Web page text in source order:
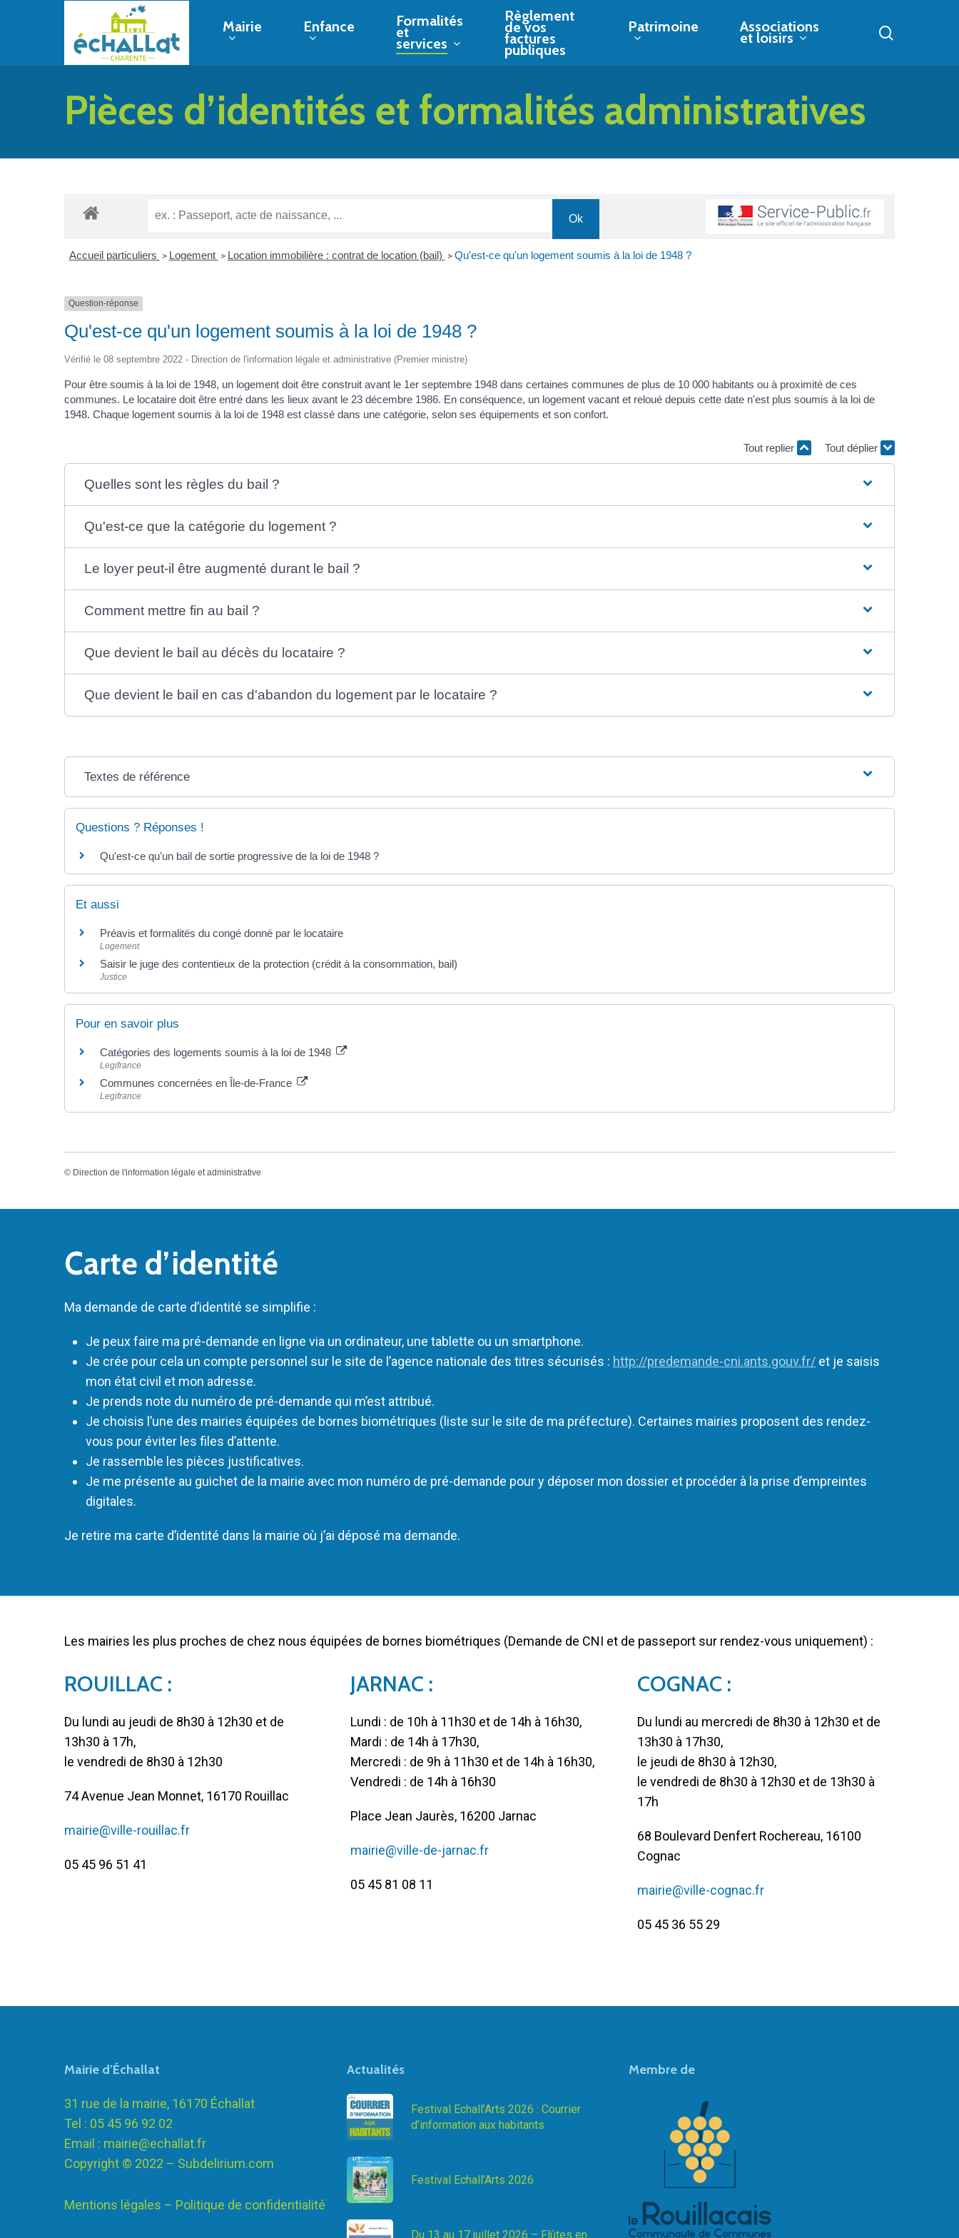
Hit enter to search or ESC to close
Mairie Enfance Formalités
et
services
Règlement
de vos
factures
publiques
Patrimoine Associations
et loisirs
Pièces d’identités et formalités administratives
Accueil particuliers > Logement > Location immobilière : contrat de location (bail) > Qu'est-ce qu'un logement soumis à la loi de 1948 ?
Question-réponse
Qu'est-ce qu'un logement soumis à la loi de 1948 ?
Vérifié le 08 septembre 2022 - Direction de l'information légale et administrative (Premier ministre)
Pour être soumis à la loi de 1948, un logement doit être construit avant le 1er septembre 1948 dans certaines communes de plus de 10 000 habitants ou à proximité de ces
communes. Le locataire doit être entré dans les lieux avant le 23 décembre 1986. En conséquence, un logement vacant et reloué depuis cette date n'est plus soumis à la loi de
1948. Chaque logement soumis à la loi de 1948 est classé dans une catégorie, selon ses équipements et son confort.
Tout replier Tout déplier
Quelles sont les règles du bail ?
Qu'est-ce que la catégorie du logement ?
Le loyer peut-il être augmenté durant le bail ?
Comment mettre fin au bail ?
Que devient le bail au décès du locataire ?
Que devient le bail en cas d'abandon du logement par le locataire ?
Textes de référence
Questions ? Réponses !
Qu'est-ce qu'un bail de sortie progressive de la loi de 1948 ?
Et aussi
Préavis et formalités du congé donné par le locataire
Logement
Saisir le juge des contentieux de la protection (crédit à la consommation, bail)
Justice
Pour en savoir plus
Catégories des logements soumis à la loi de 1948
Legifrance
Communes concernées en Île-de-France
Legifrance
© Direction de l'information légale et administrative
Carte d’identité
Ma demande de carte d’identité se simplifie :
Je peux faire ma pré-demande en ligne via un ordinateur, une tablette ou un smartphone.
Je crée pour cela un compte personnel sur le site de l’agence nationale des titres sécurisés : http://predemande-cni.ants.gouv.fr/ et je saisis
mon état civil et mon adresse.
Je prends note du numéro de pré-demande qui m’est attribué.
Je choisis l’une des mairies équipées de bornes biométriques (liste sur le site de ma préfecture). Certaines mairies proposent des rendez-
vous pour éviter les files d’attente.
Je rassemble les pièces justificatives.
Je me présente au guichet de la mairie avec mon numéro de pré-demande pour y déposer mon dossier et procéder à la prise d’empreintes
digitales.
Je retire ma carte d’identité dans la mairie où j’ai déposé ma demande.
Les mairies les plus proches de chez nous équipées de bornes biométriques (Demande de CNI et de passeport sur rendez-vous uniquement) :
ROUILLAC :
Du lundi au jeudi de 8h30 à 12h30 et de
13h30 à 17h,
le vendredi de 8h30 à 12h30
74 Avenue Jean Monnet, 16170 Rouillac
mairie@ville-rouillac.fr
05 45 96 51 41
JARNAC :
Lundi : de 10h à 11h30 et de 14h à 16h30,
Mardi : de 14h à 17h30,
Mercredi : de 9h à 11h30 et de 14h à 16h30,
Vendredi : de 14h à 16h30
Place Jean Jaurès, 16200 Jarnac
mairie@ville-de-jarnac.fr
05 45 81 08 11
COGNAC :
Du lundi au mercredi de 8h30 à 12h30 et de
13h30 à 17h30,
le jeudi de 8h30 à 12h30,
le vendredi de 8h30 à 12h30 et de 13h30 à
17h
68 Boulevard Denfert Rochereau, 16100
Cognac
mairie@ville-cognac.fr
05 45 36 55 29
Mairie d’Échallat
31 rue de la mairie, 16170 Échallat
Tel : 05 45 96 92 02
Email : mairie@echallat.fr
Copyright © 2022 – Subdelirium.com
Mentions légales – Politique de confidentialité
Actualités
Festival Echall’Arts 2026 : Courrier
d’information aux habitants
Festival Echall’Arts 2026
Du 13 au 17 juillet 2026 – Flûtes en
Membre de